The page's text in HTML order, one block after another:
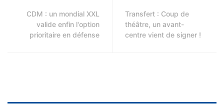
CDM : un mondial XXL
valide enfin l'option
prioritaire en défense
Transfert : Coup de
théâtre, un avant-
centre vient de signer !